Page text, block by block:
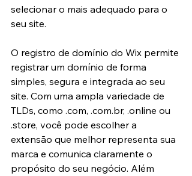
selecionar o mais adequado para o
seu site.
O registro de domínio do Wix permite
registrar um domínio de forma
simples, segura e integrada ao seu
site. Com uma ampla variedade de
TLDs, como .com, .com.br, .online ou
.store, você pode escolher a
extensão que melhor representa sua
marca e comunica claramente o
propósito do seu negócio. Além